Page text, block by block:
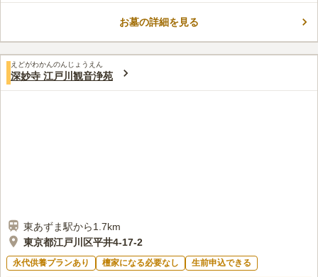
に配慮したつくりとなっています。
みんなの評価
4.0 口コミ2件
40代男性
だんだんと周りの墓地が狭くなり乱立してきて落ち着いて墓参り
ができなくなるような状況になってきてるのが現実です
お墓の詳細を見る
えどがわかんのんじょうえん
深妙寺 江戸川観音浄苑
東あずま駅から1.7km
東京都江戸川区平井4-17-2
永代供養プランあり 檀家になる必要なし 生前申込できる